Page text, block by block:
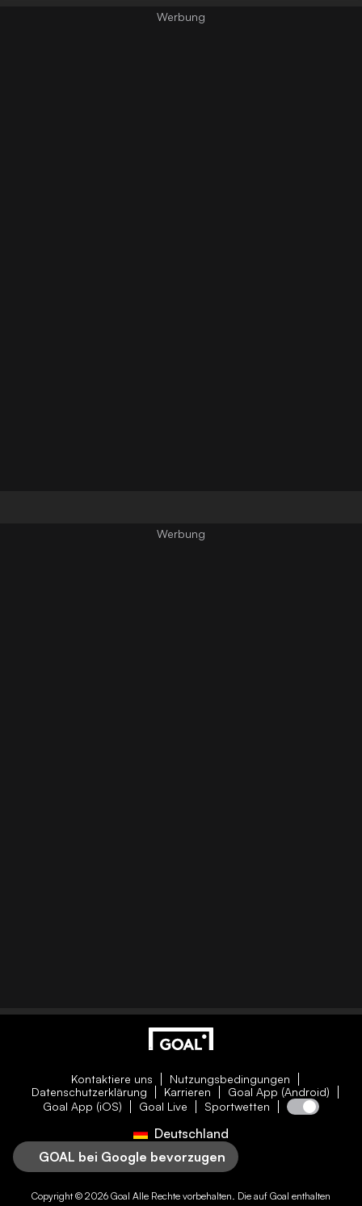
Kontaktiere uns
Nutzungsbedingungen
Datenschutzerklärung
Karrieren
Goal App (Android)
Goal App (iOS)
Goal Live Sportwetten
Deutschland
GOAL bei Google bevorzugen
Copyright © 2026 Goal Alle Rechte vorbehalten. Die auf Goal enthalten